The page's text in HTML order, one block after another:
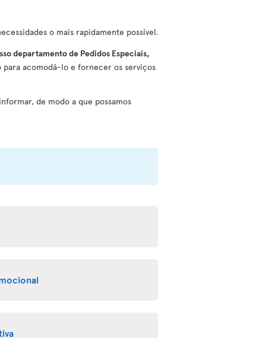
o mais rapidamente possível.
departamento de Pedidos Especiais,
para acomodá-lo e fornecer os serviços
de modo a que possamos